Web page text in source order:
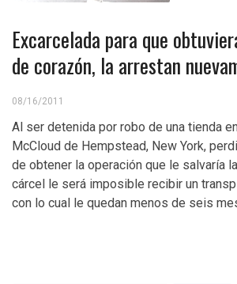
Excarcelada para que
de corazón, la arrestan
08/16/2011
Al ser detenida por robo de una tienda
McCloud de Hempstead, New York,
de obtener la operación que le salvaría
cárcel le será imposible recibir un
con lo cual le quedan menos de seis